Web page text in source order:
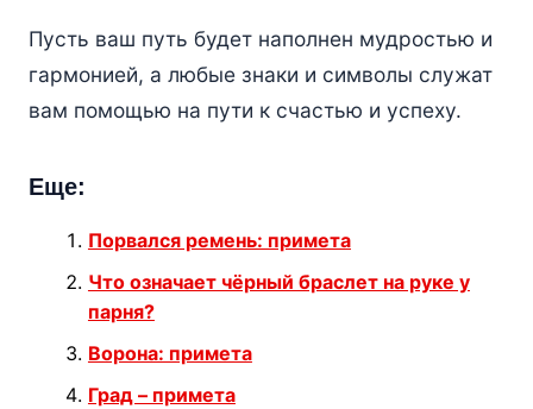
Пусть ваш путь будет наполнен мудростью и
гармонией, а любые знаки и символы служат
вам помощью на пути к счастью и успеху.
Еще:
Порвался ремень: примета
Что означает чёрный браслет на руке у
парня?
Ворона: примета
Град – примета